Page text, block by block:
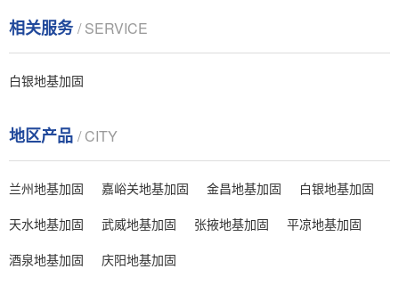
相关服务/ SERVICE
白银地基加固
地区产品 / CITY
兰州地基加固 嘉峪关地基加固 金昌地基加固
白银地基加固
天水地基加固
武威地基加固 张掖地基加固
平凉地基加固
酒泉地基加固
庆阳地基加固